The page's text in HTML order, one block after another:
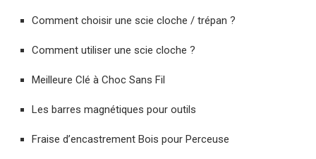
Comment choisir une scie cloche / trépan ?
Comment utiliser une scie cloche ?
Meilleure Clé à Choc Sans Fil
Les barres magnétiques pour outils
Fraise d’encastrement Bois pour Perceuse